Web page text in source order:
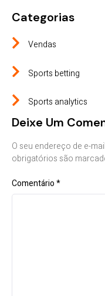
Categorias
Vendas
Sports betting
Sports analytics
Deixe Um
O seu endereço de e-
obrigatórios são
Comentário*